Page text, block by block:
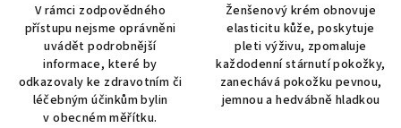
V rámci zodpovědného
přístupu nejsme oprávněni
uvádět podrobnější
informace, které by
odkazovaly ke zdravotním či
léčebným účinkům bylin
v obecném měřítku.
Ženšenový krém obnovuje
elasticitu kůže, poskytuje
pleti výživu, zpomaluje
každodenní stárnutí pokožky,
zanechává pokožku pevnou,
jemnou a hedvábně hladkou